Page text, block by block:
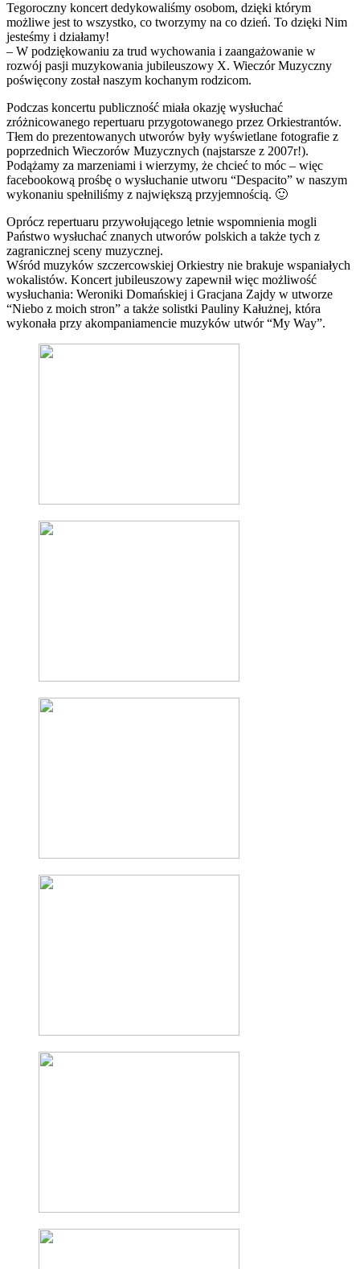
Tegoroczny koncert dedykowaliśmy osobom, dzięki którym
możliwe jest to wszystko, co tworzymy na co dzień. To dzięki Nim
jesteśmy i działamy!
– W podziękowaniu za trud wychowania i zaangażowanie w
rozwój pasji muzykowania jubileuszowy X. Wieczór Muzyczny
poświęcony został naszym kochanym rodzicom.
Podczas koncertu publiczność miała okazję wysłuchać
zróżnicowanego repertuaru przygotowanego przez Orkiestrantów.
Tłem do prezentowanych utworów były wyświetlane fotografie z
poprzednich Wieczorów Muzycznych (najstarsze z 2007r!).
Podążamy za marzeniami i wierzymy, że chcieć to móc – więc
facebookową prośbę o wysłuchanie utworu “Despacito” w naszym
wykonaniu spełniliśmy z największą przyjemnością. 🙂
Oprócz repertuaru przywołującego letnie wspomnienia mogli
Państwo wysłuchać znanych utworów polskich a także tych z
zagranicznej sceny muzycznej.
Wśród muzyków szczercowskiej Orkiestry nie brakuje wspaniałych
wokalistów. Koncert jubileuszowy zapewnił więc możliwość
wysłuchania: Weroniki Domańskiej i Gracjana Zajdy w utworze
“Niebo z moich stron” a także solistki Pauliny Kałużnej, która
wykonała przy akompaniamencie muzyków utwór “My Way”.